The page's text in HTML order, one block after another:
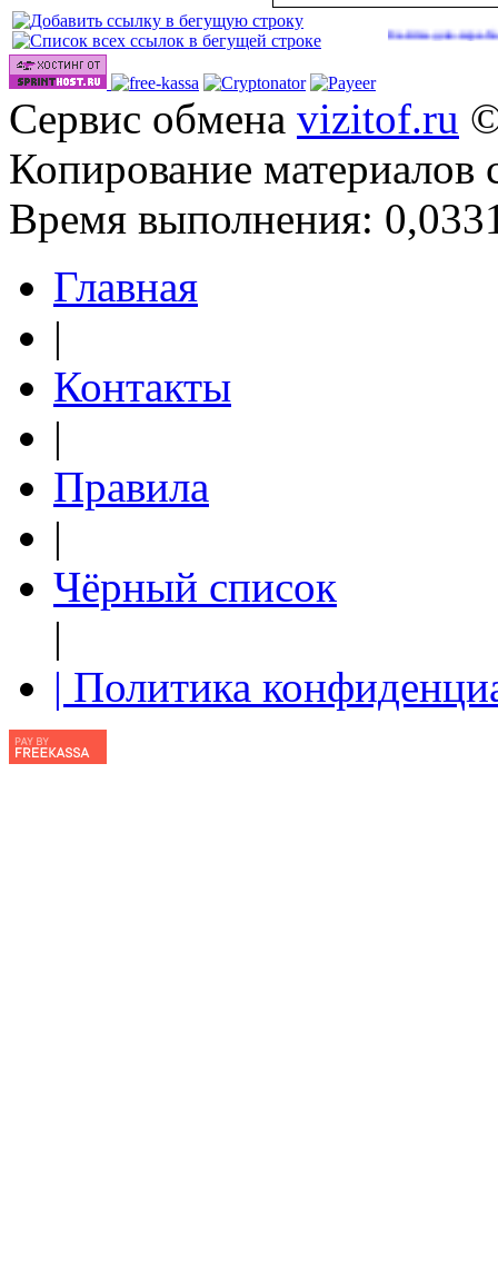
Сайты для заработка в
Сервис обмена vizitof.ru
Копирование материалов
Время выполнения:
Главная
|
Контакты
|
Правила
|
Чёрный список
|
| Политика